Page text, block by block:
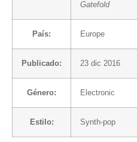
Gatefold
País: Europe
Publicado: 23 dic 2016
Género: Electronic
Estilo: Synth-pop